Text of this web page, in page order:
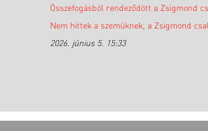
Összefogásból rendeződött a Zsigmond
Nem hittek a szemüknek, a Zsigmond
2026. június 5. 15:33